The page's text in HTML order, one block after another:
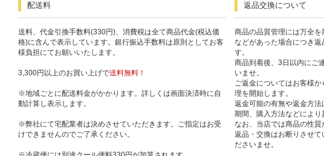
配送料
送料、代金引換手数料(330円)、消費税は全て商品代金(税込価
格)に含んで表示しています。銀行振込手数料は原則としてお客
様負担にてお願いいたします。
3,300円以上のお買い上げで送料無料！
※地域ごとに配送料金がかかります。詳しくは画面決済時に自
動計算し表示します。
※弊社にて宅配業者は決めさせていただきます。ご指定はお受
けできませんのでご了承ください。
返品交換について
商品の品質管理には万全
などがあった場合につき
す。
商品到着後、3日以内にご
いませ。
ご返金についてはお客様
理を開始します。
返金可能の有無や返金方
期間、購入方法などにより
なお、当店では商品の性
返品・交換はお断りさせて
ださいませ。